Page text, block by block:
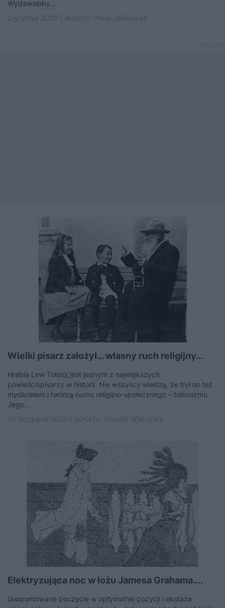
Wydawałoby...
Wielki pisarz założył… własny ruch religijny...
Hrabia Lew Tołstoj jest jednym z największych
powieściopisarzy w historii. Nie wszyscy wiedzą, że był on też
myślicielem i twórcą ruchu religijno-społecznego – tołstoizmu.
Jego...
Elektryzująca noc w łożu Jamesa Grahama....
Gwarantowane poczęcie w optymalnej pozycji i ekstaza